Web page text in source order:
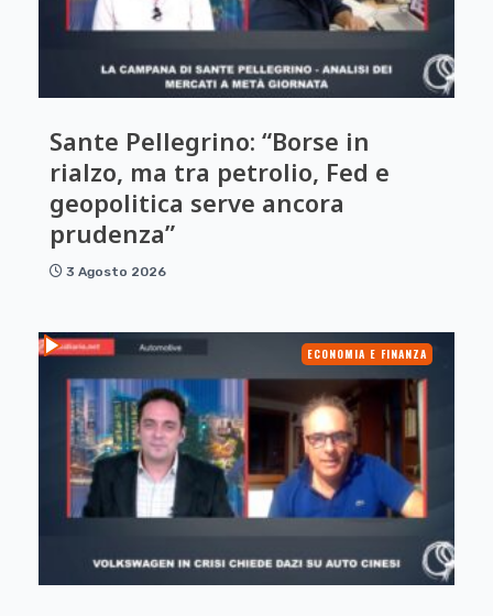
Sante Pellegrino: “Borse in
rialzo, ma tra petrolio, Fed e
geopolitica serve ancora
prudenza”
3 Agosto 2026
ECONOMIA E FINANZA